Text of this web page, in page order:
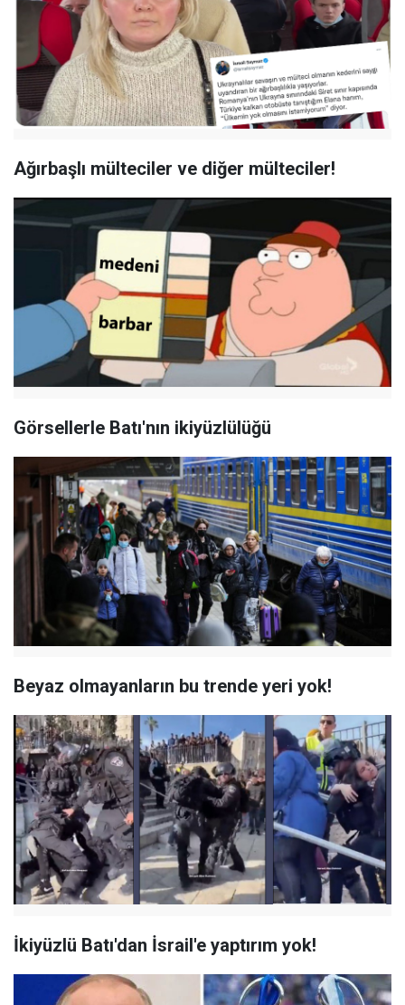
Ağırbaşlı mülteciler ve diğer mülteciler!
Görsellerle Batı'nın ikiyüzlülüğü
Beyaz olmayanların bu trende yeri yok!
İkiyüzlü Batı'dan İsrail'e yaptırım yok!